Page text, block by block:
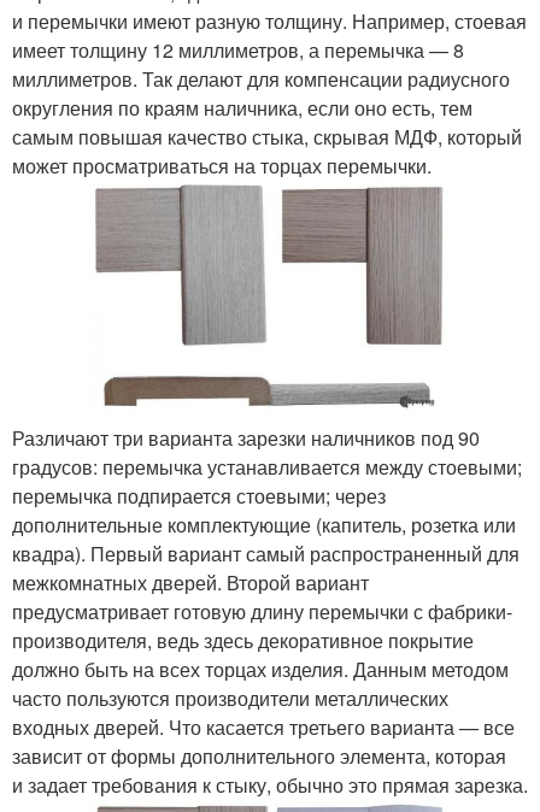
и перемычки имеют разную толщину. Например, стоевая
имеет толщину 12 миллиметров, а перемычка — 8
миллиметров. Так делают для компенсации радиусного
округления по краям наличника, если оно есть, тем
самым повышая качество стыка, скрывая МДФ, который
может просматриваться на торцах перемычки.
Различают три варианта зарезки наличников под 90
градусов: перемычка устанавливается между стоевыми;
перемычка подпирается стоевыми; через
дополнительные комплектующие (капитель, розетка или
квадра). Первый вариант самый распространенный для
межкомнатных дверей. Второй вариант
предусматривает готовую длину перемычки с фабрики-
производителя, ведь здесь декоративное покрытие
должно быть на всех торцах изделия. Данным методом
часто пользуются производители металлических
входных дверей. Что касается третьего варианта — все
зависит от формы дополнительного элемента, которая
и задает требования к стыку, обычно это прямая зарезка.